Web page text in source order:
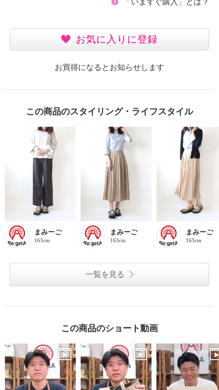
お気に入りに登録
お買得になるとお知らせします
この商品のスタイリング・ライフスタイル
まみーご
163cm
まみーご
163cm
まみーご
163cm
一覧を見る
この商品のショート動画